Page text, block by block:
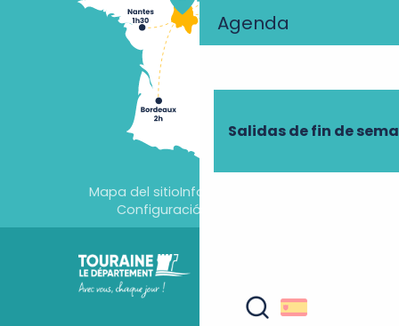
Agenda
Salidas de fin de
Mapa del sitioInformación jurídica
Configuración de cookies